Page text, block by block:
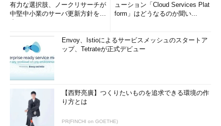
有力な選択肢、ノークリサーチが
中堅中小業のサーバ更新方針を調
ューション「Cloud Services Plat
form」はどうなるのか聞い...
Envoy、Istioによるサービスメッシュのスタートア
ップ、Tetrateが正式デビュー
【西野亮廣】つくりたいものを追求できる環境の作
り方とは
PR(FINCHI on GOETHE)